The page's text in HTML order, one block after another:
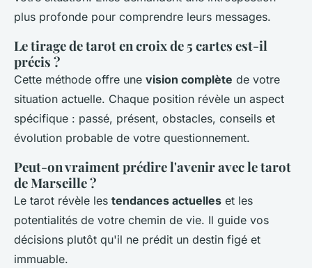
plus profonde pour comprendre leurs messages.
Le tirage de tarot en croix de 5 cartes est-il
précis ?
Cette méthode offre une vision complète de votre
situation actuelle. Chaque position révèle un aspect
spécifique : passé, présent, obstacles, conseils et
évolution probable de votre questionnement.
Peut-on vraiment prédire l'avenir avec le tarot
de Marseille ?
Le tarot révèle les tendances actuelles et les
potentialités de votre chemin de vie. Il guide vos
décisions plutôt qu'il ne prédit un destin figé et
immuable.